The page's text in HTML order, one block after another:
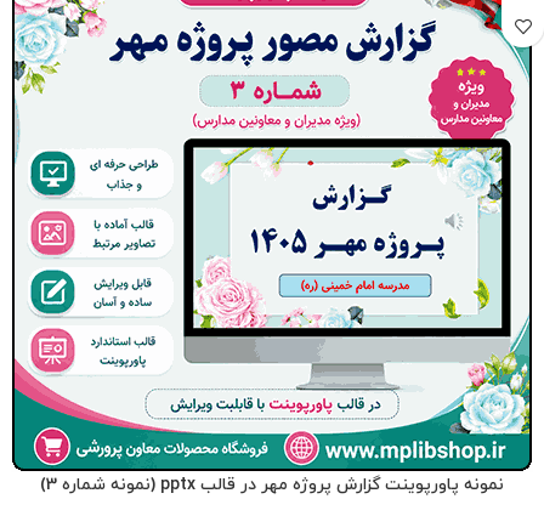
نمونه پاورپوینت گزارش پروژه مهر در قالب pptx (نمونه شماره 3)